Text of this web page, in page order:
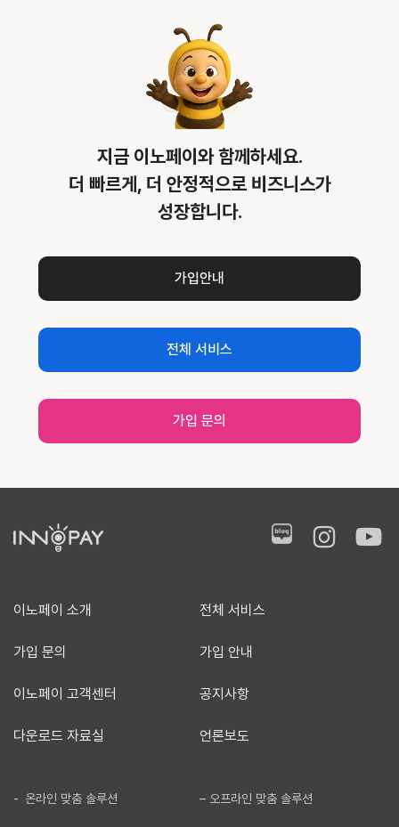
지금 이노페이와 함께하세요.
더 빠르게, 더 안정적으로 비즈니스가
성장합니다.
가입안내
전체 서비스
가입 문의
이노페이 소개 전체 서비스
가입 문의 가입 안내
이노페이 고객센터 공지사항
다운로드 자료실 언론보도
- 온라인 맞춤 솔루션 – 오프라인 맞춤 솔루션